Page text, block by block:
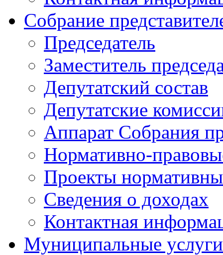
Собрание
Председатель
Заместитель
Депутатский состав
Депутатские
Аппарат Собрания
Нормативно-
Проекты
Сведения о доходах
Контактная
Муниципальные услуги